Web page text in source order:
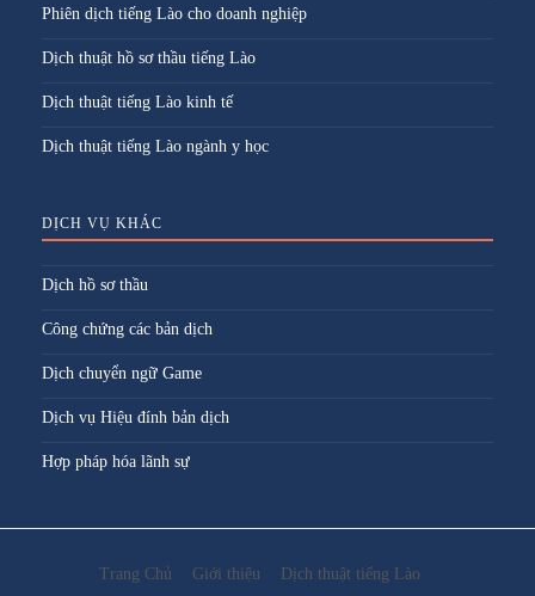
Phiên dịch tiếng Lào cho doanh nghiệp
Dịch thuật hồ sơ thầu tiếng Lào
Dịch thuật tiếng Lào kinh tế
Dịch thuật tiếng Lào ngành y học
DỊCH VỤ KHÁC
Dịch hồ sơ thầu
Công chứng các bản dịch
Dịch chuyển ngữ Game
Dịch vụ Hiệu đính bản dịch
Hợp pháp hóa lãnh sự
Trang Chủ Giới thiệu Dịch thuật tiếng Lào